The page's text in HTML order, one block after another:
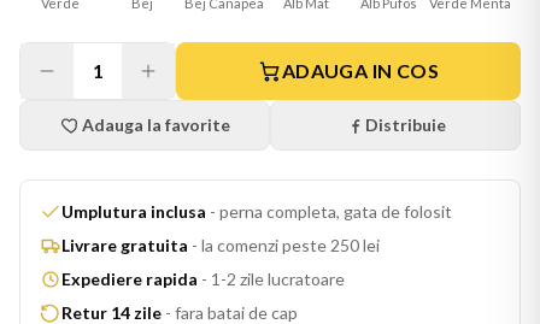
1 ADAUGA IN COS
Adauga la favorite Distribuie
Umplutura inclusa - perna completa, gata de folosit
Livrare gratuita - la comenzi peste 250 lei
Expediere rapida - 1-2 zile lucratoare
Retur 14 zile - fara batai de cap